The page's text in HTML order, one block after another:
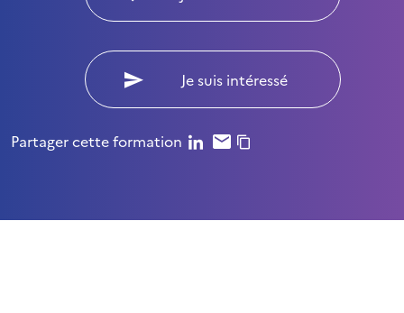
Je suis intéressé
Partager cette formation